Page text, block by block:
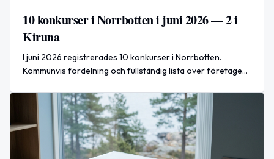
10 konkurser i Norrbotten i juni 2026 — 2 i
Kiruna
I juni 2026 registrerades 10 konkurser i Norrbotten.
Kommunvis fördelning och fullständig lista över företagen